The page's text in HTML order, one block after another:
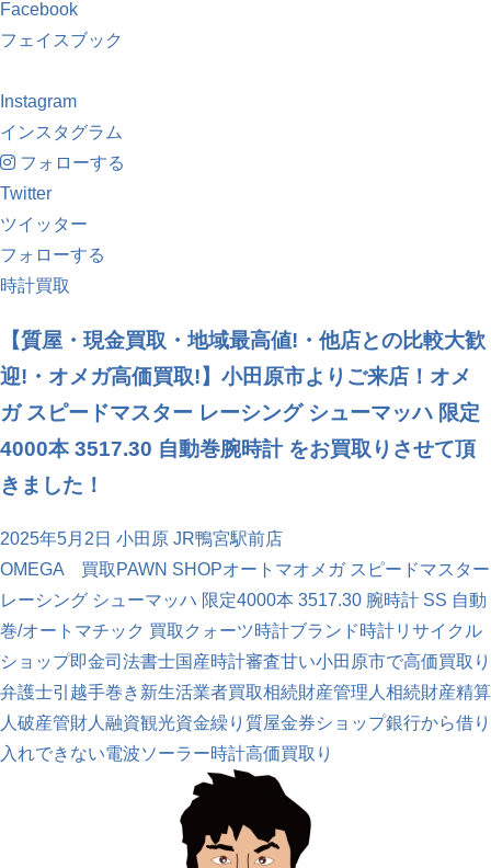
Facebook
フェイスブック
Instagram
インスタグラム
フォローする
Twitter
ツイッター
フォローする
時計買取
【質屋・現金買取・地域最高値!・他店との比較大歓
迎!・オメガ高価買取!】小田原市よりご来店！オメ
ガ スピードマスター レーシング シューマッハ 限定
4000本 3517.30 自動巻腕時計 をお買取りさせて頂
きました！
2025年5月2日 小田原 JR鴨宮駅前店
OMEGA 買取 PAWN SHOPオートマオメガ スピードマスター
レーシング シューマッハ 限定4000本 3517.30 腕時計 SS 自動
巻/オートマチック 買取 クォーツ時計ブランド時計リサイクル
ショップ即金司法書士国産時計審査甘い小田原市で高価買取り
弁護士引越手巻き 新生活業者買取相続財産管理人 相続財産精算
人 破産管財人 融資観光資金繰り 質屋金券ショップ銀行から借り
入れできない電波ソーラー時計高価買取り